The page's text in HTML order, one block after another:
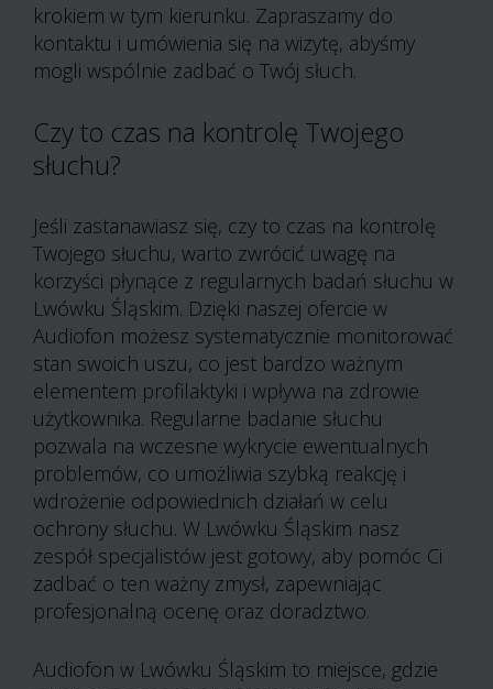
krokiem w tym kierunku. Zapraszamy do
kontaktu i umówienia się na wizytę, abyśmy
mogli wspólnie zadbać o Twój słuch.
Czy to czas na kontrolę Twojego
słuchu?
Jeśli zastanawiasz się, czy to czas na kontrolę
Twojego słuchu, warto zwrócić uwagę na
korzyści płynące z regularnych badań słuchu w
Lwówku Śląskim. Dzięki naszej ofercie w
Audiofon możesz systematycznie monitorować
stan swoich uszu, co jest bardzo ważnym
elementem profilaktyki i wpływa na zdrowie
użytkownika. Regularne badanie słuchu
pozwala na wczesne wykrycie ewentualnych
problemów, co umożliwia szybką reakcję i
wdrożenie odpowiednich działań w celu
ochrony słuchu. W Lwówku Śląskim nasz
zespół specjalistów jest gotowy, aby pomóc Ci
zadbać o ten ważny zmysł, zapewniając
profesjonalną ocenę oraz doradztwo.
Audiofon w Lwówku Śląskim to miejsce, gdzie